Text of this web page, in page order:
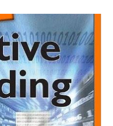
By The Minute' มี 2 ตอน
จากผมดูแล้วมันเป็นสา รคดีที่มี
ผมเลยสรุปความเป็นภาษาไทย
องไว้ให้ สำหรับคนที่ภาษา
กเห็นภาพการทำง าน เห็นภาพ
BBC รับรองว่าคุณเห็นภาพและ
เก็งกำไร มากขึ้น สรุปภาษาไทย
BBC https://youtu.be/